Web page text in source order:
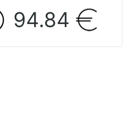
94.84